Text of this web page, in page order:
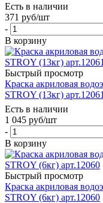
Есть в наличии
371 руб/шт
-
В корзину
Быстрый просмотр
Краска акриловая
STROY (13кг) арт.12061
Есть в наличии
1 045 руб/шт
-
В корзину
Быстрый просмотр
Краска акриловая
STROY (6кг) арт.12060